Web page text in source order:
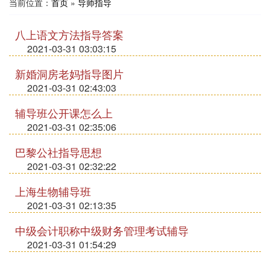
当前位置： 首页 » 导师指导
八上语文方法指导答案
2021-03-31 03:03:15
新婚洞房老妈指导图片
2021-03-31 02:43:03
辅导班公开课怎么上
2021-03-31 02:35:06
巴黎公社指导思想
2021-03-31 02:32:22
上海生物辅导班
2021-03-31 02:13:35
中级会计职称中级财务管理考试辅导
2021-03-31 01:54:29